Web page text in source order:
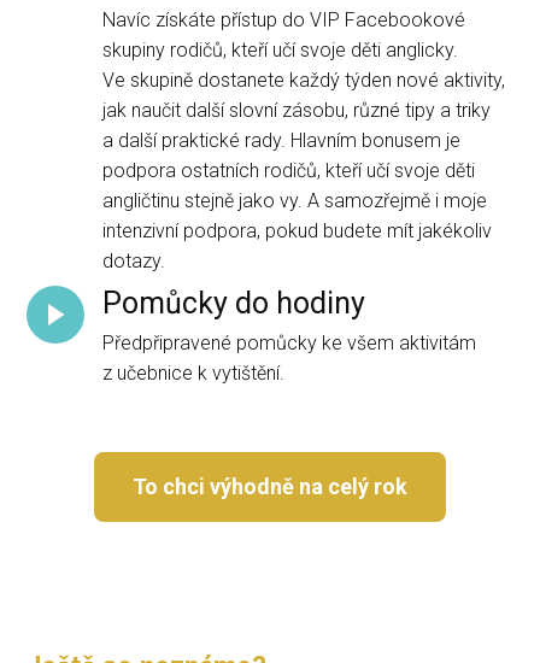
Navíc získáte přístup do VIP Facebookové
skupiny rodičů, kteří učí svoje děti anglicky.
Ve skupině dostanete každý týden nové aktivity,
jak naučit další slovní zásobu, různé tipy a triky
a další praktické rady. Hlavním bonusem je
podpora ostatních rodičů, kteří učí svoje děti
angličtinu stejně jako vy. A samozřejmě i moje
intenzivní podpora, pokud budete mít jakékoliv
dotazy.
Pomůcky do hodiny
Předpřipravené pomůcky ke všem aktivitám
z učebnice k vytištění.
To chci výhodně na celý rok